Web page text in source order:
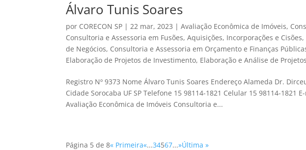
Álvaro Tunis Soares
por CORECON SP |22 mar, 2023 |Avaliação Econômica de Imóveis,
Consultoria e Assessoria em Fusões, Aquisições, Incorporações e Cisões,
de Negócios, Consultoria e Assessoria em Orçamento e Finanças
Elaboração de Projetos de Investimento, Elaboração e Análise de
Registro Nº 9373 Nome Álvaro Tunis Soares Endereço Alameda Dr.
Cidade Sorocaba UF SP Telefone 15 98114-1821 Celular 15 98114-1821
Avaliação Econômica de Imóveis Consultoria e...
Página 5 de 8« Primeira«...34567...»Última »